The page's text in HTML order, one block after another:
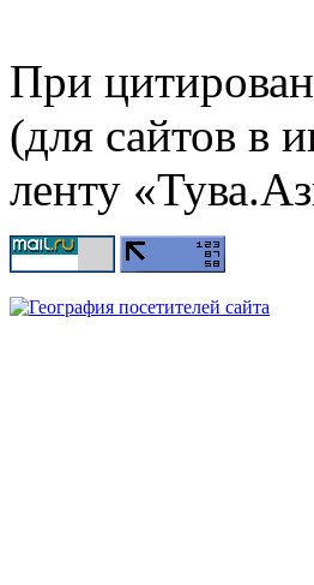
При
(для сайтов в
ленту